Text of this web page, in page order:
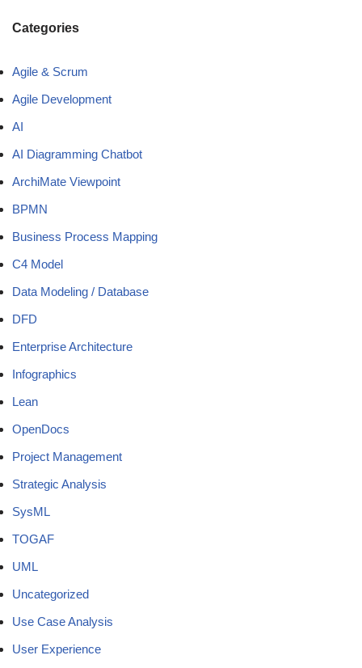
Categories
Agile & Scrum
Agile Development
AI
AI Diagramming Chatbot
ArchiMate Viewpoint
BPMN
Business Process Mapping
C4 Model
Data Modeling / Database
DFD
Enterprise Architecture
Infographics
Lean
OpenDocs
Project Management
Strategic Analysis
SysML
TOGAF
UML
Uncategorized
Use Case Analysis
User Experience